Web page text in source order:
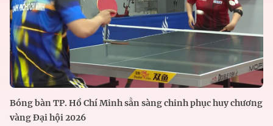
Bóng bàn TP. Hồ Chí Minh sẵn sàng chinh phục huy chương
vàng Đại hội 2026